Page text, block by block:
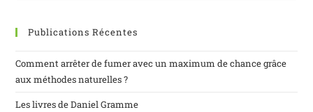
Publications Récentes
Comment arrêter de fumer avec un maximum de chance grâce
aux méthodes naturelles ?
Les livres de Daniel Gramme